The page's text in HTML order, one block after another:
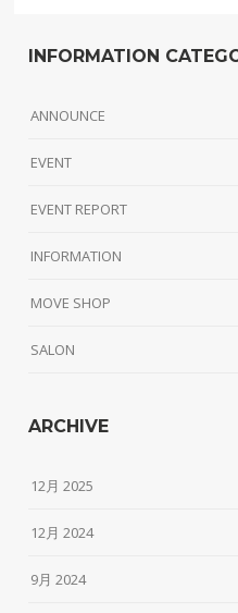
INFORMATION
ANNOUNCE
EVENT
EVENT REPORT
INFORMATION
MOVE SHOP
SALON
ARCHIVE
12月 2025
12月 2024
9月 2024